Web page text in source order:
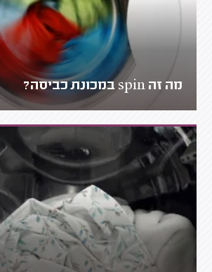
מה זה spin במכונת כביסה?